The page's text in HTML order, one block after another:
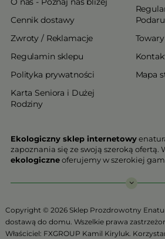
Cennik dostawy
Zwroty / Reklamacje
Regulamin sklepu
Polityka prywatności
Karta Seniora i Dużej
Rodziny
Mapa
Ekologiczny sklep internetowy
zapoznania się ze swoją szeroką ofertą.
ekologiczneoferujemy w szerokiej
ekologiczne charakteryzują się
Państwu prezentujemy stawia na jakość
odżywiania. Jeśli chcesz zadbać o swoją
teraz, niezbędna jest Ci zdrowa żywność.
Copyright © 2026 Sklep Prozdrowotny
dostawą do domu. Wszelkie prawa
Właściciel: FXGROUP Kamil Kiryluk.